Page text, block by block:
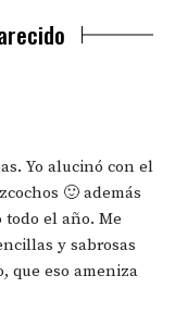
Yo alucinó con el
🙂 además
todo el año. Me
y sabrosas
que eso ameniza